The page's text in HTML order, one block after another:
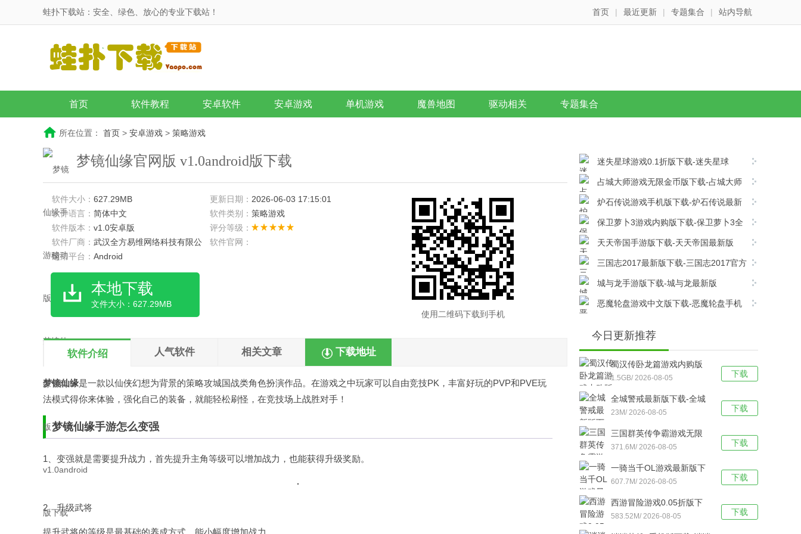
蛙扑下载站：安全、绿色、放心的专业下载站！ 首页 | 最近更新 | 专题集合 | 站内导航
首页 软件教程 安卓软件 安卓游戏 单机游戏 魔兽地图 驱动相关 专题集合
所在位置： 首页 > 安卓游戏 > 策略游戏
梦镜仙缘官网版 v1.0android版下载
软件大小： 627.29MB 更新日期： 2026-06-03 17:15:01
软件语言： 简体中文 软件类别： 策略游戏
软件版本： v1.0安卓版
评分等级：
软件厂商： 武汉全方易维网络科技有限公
司
软件官网：
适用平台： Android
本地下载
文件大小：627.29MB
使用二维码下载到手机
软件介绍 人气软件 相关文章 下载地址
梦镜仙缘是一款以仙侠幻想为背景的策略攻城国战类角色扮演作品。在游戏之中玩家可以自由竞技PK，丰富好玩的PVP和PVE玩
法模式得你来体验，强化自己的装备，就能轻松刷怪，在竞技场上战胜对手！
梦镜仙缘手游怎么变强
1、变强就是需要提升战力，首先提升主角等级可以增加战力，也能获得升级奖励。
2、升级武将
提升武将的等级是最基础的养成方式，能小幅度增加战力。
迷失星球游戏0.1折版下载-迷失星球
v1.0.0安卓版下载
占城大师游戏无限金币版下载-占城大师
免费版 v1.00安卓版下载
炉石传说游戏手机版下载-炉石传说最新
版 v36.0.246003安卓版下载
保卫萝卜3游戏内购版下载-保卫萝卜3全
解锁版 v6.2.0安卓版下载
天天帝国手游版下载-天天帝国最新版
V1.9.13安卓版下载
三国志2017最新版下载-三国志2017官方
版v6.8.0安卓版下载
城与龙手游版下载-城与龙最新版
v12.5.1.0安卓版下载
恶魔轮盘游戏中文版下载-恶魔轮盘手机
今日更新推荐
下载
蜀汉传卧龙篇游戏内购版
下载-蜀汉传卧龙篇
v100.22.0安卓版下载
1.5GB/ 2026-08-05
下载
全城警戒最新版下载-全城
警戒（0.1折版） v1.0安卓
23M/ 2026-08-05
下载
三国群英传争霸游戏无限
元宝版下载-三国群英传争
霸最新版 V1.26.1安卓版下
371.6M/ 2026-08-05
下载
一骑当千OL游戏最新版下
载-一骑当千OL手游版
V2.4.3安卓版下载
607.7M/ 2026-08-05
下载
西游冒险游戏0.05折版下
载-西游冒险手游版 v1.0.1
安卓版下载
583.52M/ 2026-08-05